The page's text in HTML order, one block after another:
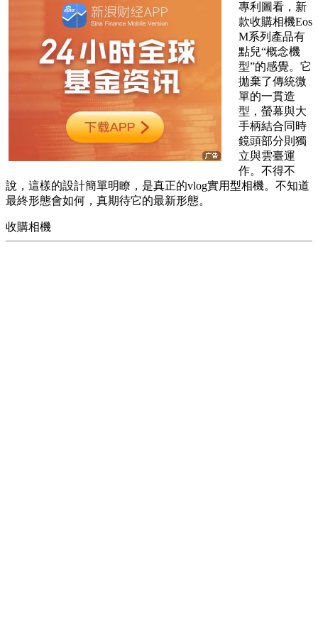
專利圖看，新
款收購相機Eos
M系列產品有
點兒“概念機
型”的感覺。它
拋棄了傳統微
單的一貫造
型，螢幕與大
手柄結合同時
鏡頭部分則獨
立與雲臺運
作。不得不
說，這樣的設計簡單明瞭，是真正的vlog實用型相機。不知道
最終形態會如何，真期待它的最新形態。
收購相機